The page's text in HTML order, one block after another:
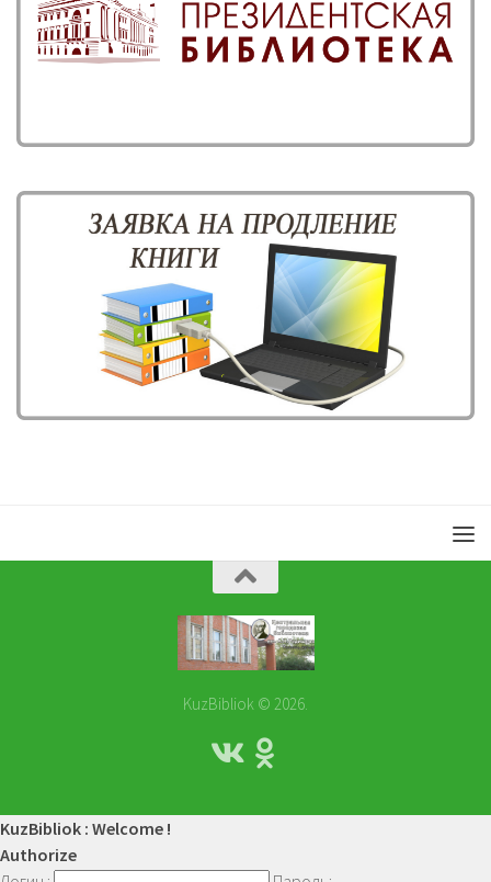
KuzBibliok © 2026.
KuzBibliok : Welcome !
Authorize